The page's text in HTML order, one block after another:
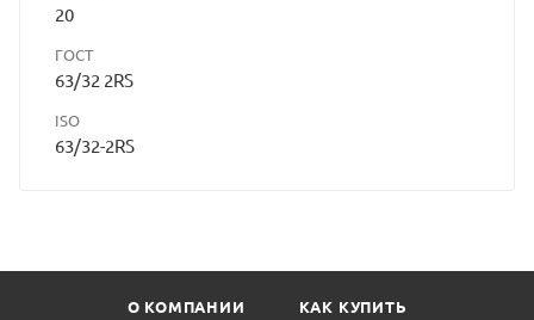
20
ГОСТ
63/32 2RS
ISO
63/32-2RS
О КОМПАНИИ КАК КУПИТЬ